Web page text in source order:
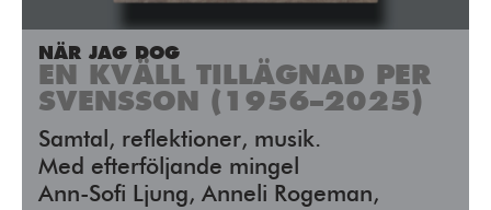
NÄR JAG DOG
EN KVÄLL TILLÄGNAD PER
SVENSSON (1956–2025)
Samtal, reflektioner, musik.
Med efterföljande mingel
Ann-Sofi Ljung, Anneli Rogeman,